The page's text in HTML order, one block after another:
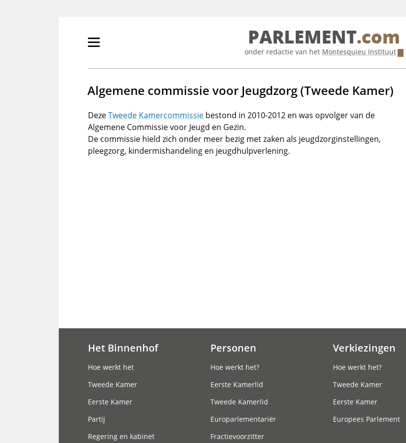
Primair
tonen/verbergen
PARLEMENT.com
onder redactie van het Montesquieu Instituut
Algemene commissie voor Jeugdzorg (Tweede Kamer)
DezeTweede Kamercommissie bestond in 2010-2012 en was opvolger van de
Algemene Commissie voor Jeugd en Gezin.
De commissie hield zich onder meer bezig met zaken als jeugdzorginstellingen,
pleegzorg, kindermishandeling en jeugdhulpverlening.
Het Binnenhof
Hoe werkt het
Tweede Kamer
Eerste Kamer
Partij
Regering en kabinet
Personen
Hoe werkt het?
Eerste Kamerlid
Tweede Kamerlid
Europarlementariër
Fractievoorzitter
Verkiezingen
Hoe werkt het?
Tweede Kamer
Eerste Kamer
Europees Parlement